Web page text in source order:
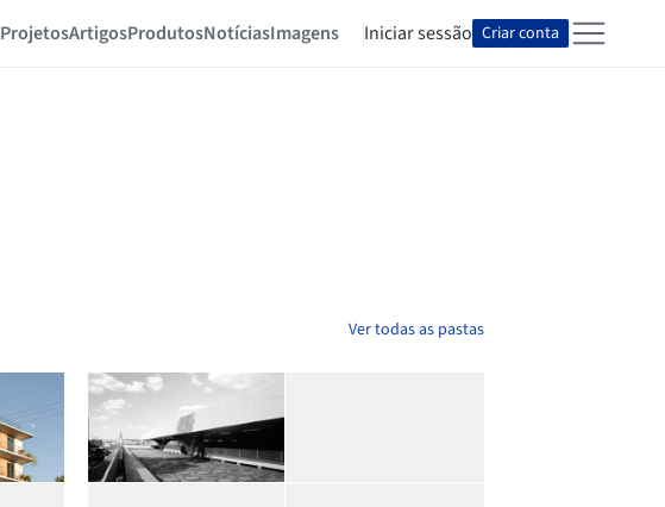
ProjetosArtigosProdutosNotíciasImagens Iniciar sessão Criar conta
Ver todas as pastas